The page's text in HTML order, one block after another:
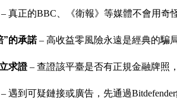
– 真正的BBC、《衛報》等媒體不會用奇
”的承諾– 高收益零風險永遠是經典的騙
求證– 查證該平臺是否有正規金融牌照
– 遇到可疑鏈接或廣告，先通過